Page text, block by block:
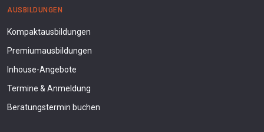
AUSBILDUNGEN
Kompaktausbildungen
Premiumausbildungen
Inhouse-Angebote
Termine & Anmeldung
Beratungstermin buchen